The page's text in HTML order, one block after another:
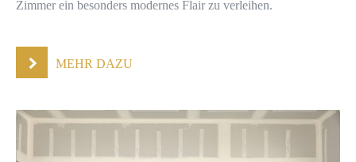
Zimmer ein besonders modernes Flair zu verleihen.
MEHR DAZU